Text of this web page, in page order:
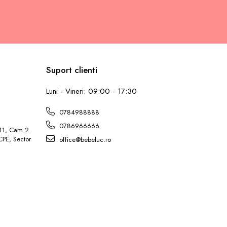
Cam 2.
Sector
Suport clienti
Luni - Vineri: 09:00 - 17:30
0784988888
0786966666
office@bebeluc.ro